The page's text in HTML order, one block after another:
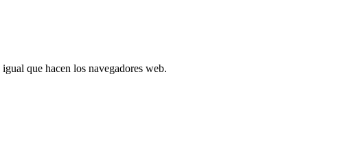
que hacen los navegadores web.